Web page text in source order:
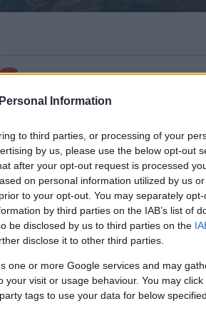
Information
to third parties, or processing of your
by us, please use the below opt-out
after your opt-out request is processed
on personal information utilized by us
to your opt-out. You may separately
by third parties on the IAB’s list of
be disclosed by us to third parties on the
disclose it to other third parties.
one or more Google services and may
your visit or usage behaviour. You may
tags to use your data for below
szerint az EU
kormányok alatt bűnözők
az utolsó leheletét is
hogy maffiózók átvették az
felett, aláásva
feltételezett közös normáit – írja